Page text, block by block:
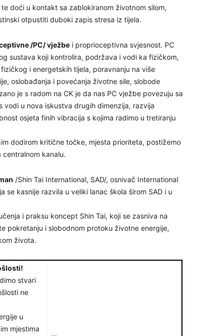
doći u kontakt sa zablokiranom životnom silom,
otpustiti duboki zapis stresa iz tijela.
/PC/ vježbe i proprioceptivna svjesnost. PC
sustava koji kontrolira, podržava i vodi ka fizičkom,
i energetskih tijela, poravnanju na više
oslobađanja i povećanja životne sile, slobode
je s radom na CK je da nas PC vježbe povezuju sa
vodi u nova iskustva drugih dimenzija, razvija
osjeta finih vibracija s kojima radimo u tretiranju
dodirom kritične točke, mjesta prioriteta, postižemo
centralnom kanalu.
/Shin Tai International, SAD/, osnivač International
se kasnije razvila u veliki lanac škola širom SAD i u
i praksu koncept Shin Tai, koji se zasniva na
pokretanju i slobodnom protoku životne energije,
života.
stvari
ne
u
mjestima